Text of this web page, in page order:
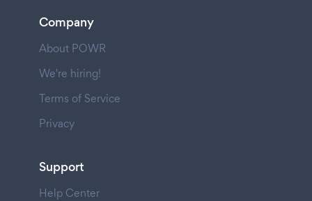
Company
About POWR
We're hiring!
Terms of Service
Privacy
Support
Help Center